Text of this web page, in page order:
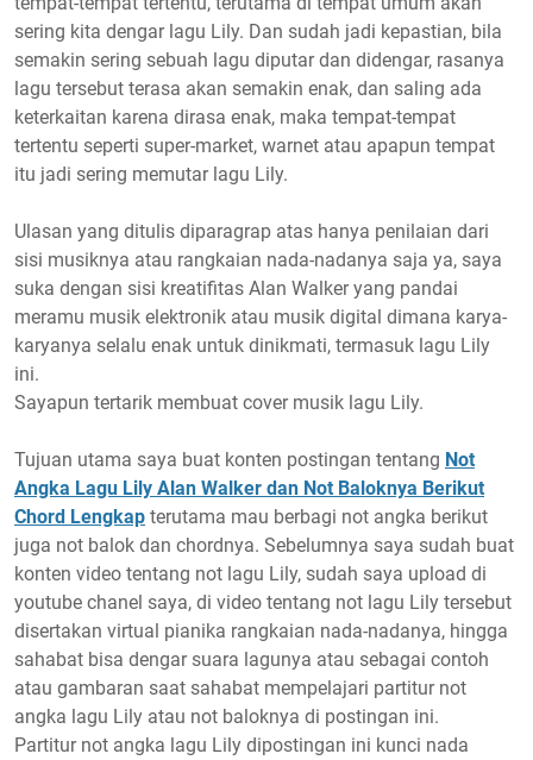
sering kita dengar lagu Lily. Dan sudah jadi kepastian, bila
semakin sering sebuah lagu diputar dan didengar, rasanya
lagu tersebut terasa akan semakin enak, dan saling ada
keterkaitan karena dirasa enak, maka tempat-tempat
tertentu seperti super-market, warnet atau apapun tempat
itu jadi sering memutar lagu Lily.
Ulasan yang ditulis diparagrap atas hanya penilaian dari
sisi musiknya atau rangkaian nada-nadanya saja ya, saya
suka dengan sisi kreatifitas Alan Walker yang pandai
meramu musik elektronik atau musik digital dimana karya-
karyanya selalu enak untuk dinikmati, termasuk lagu Lily
ini.
Sayapun tertarik membuat cover musik lagu Lily.
Tujuan utama saya buat konten postingan tentang Not
Angka Lagu Lily Alan Walker dan Not Baloknya Berikut
Chord Lengkap terutama mau berbagi not angka berikut
juga not balok dan chordnya. Sebelumnya saya sudah buat
konten video tentang not lagu Lily, sudah saya upload di
youtube chanel saya, di video tentang not lagu Lily tersebut
disertakan virtual pianika rangkaian nada-nadanya, hingga
sahabat bisa dengar suara lagunya atau sebagai contoh
atau gambaran saat sahabat mempelajari partitur not
angka lagu Lily atau not baloknya di postingan ini.
Partitur not angka lagu Lily dipostingan ini kunci nada